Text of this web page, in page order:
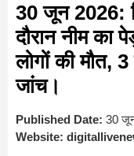
30 जून 2026:
दौरान नीम का
लोगों की मौत,
जांच।
Published Date: 30
Website: